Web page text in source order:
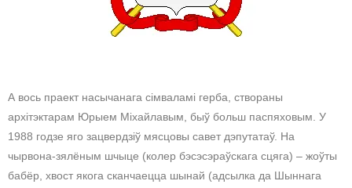
А вось праект насычанага сімваламі герба, створаны
архітэктарам Юрыем Міхайлавым, быў больш паспяховым. У
1988 годзе яго зацвердзіў мясцовы савет дэпутатаў. На
чырвона-зялёным шчыце (колер бэсэсэраўскага сцяга) – жоўты
бабёр, хвост якога сканчаецца шынай (адсылка да Шыннага